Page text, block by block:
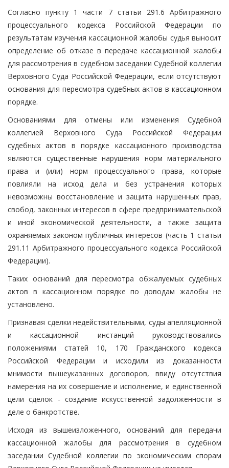
Согласно пункту 1 части 7 статьи 291.6 Арбитражного
процессуального кодекса Российской Федерации по
результатам изучения кассационной жалобы судья выносит
определение об отказе в передаче кассационной жалобы
для рассмотрения в судебном заседании Судебной коллегии
Верховного Суда Российской Федерации, если отсутствуют
основания для пересмотра судебных актов в кассационном
порядке.
Основаниями для отмены или изменения Судебной
коллегией Верховного Суда Российской Федерации
судебных актов в порядке кассационного производства
являются существенные нарушения норм материального
права и (или) норм процессуального права, которые
повлияли на исход дела и без устранения которых
невозможны восстановление и защита нарушенных прав,
свобод, законных интересов в сфере предпринимательской
и иной экономической деятельности, а также защита
охраняемых законом публичных интересов (часть 1 статьи
291.11 Арбитражного процессуального кодекса Российской
Федерации).
Таких оснований для пересмотра обжалуемых судебных
актов в кассационном порядке по доводам жалобы не
установлено.
Признавая сделки недействительными, суды апелляционной
и кассационной инстанций руководствовались
положениями статей 10, 170 Гражданского кодекса
Российской Федерации и исходили из доказанности
мнимости вышеуказанных договоров, ввиду отсутствия
намерения на их совершение и исполнение, и единственной
цели сделок - создание искусственной задолженности в
деле о банкротстве.
Исходя из вышеизложенного, оснований для передачи
кассационной жалобы для рассмотрения в судебном
заседании Судебной коллегии по экономическим спорам